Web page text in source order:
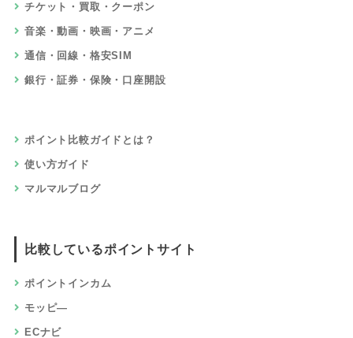
チケット・買取・クーポン
音楽・動画・映画・アニメ
通信・回線・格安SIM
銀行・証券・保険・口座開設
ポイント比較ガイドとは？
使い方ガイド
マルマルブログ
比較しているポイントサイト
ポイントインカム
モッピ―
ECナビ